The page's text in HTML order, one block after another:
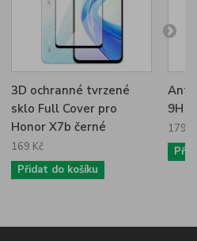
3D ochranné tvrzené
sklo Full Cover pro
Honor X7b černé
169 Kč
Přidat do košíku
9H
179